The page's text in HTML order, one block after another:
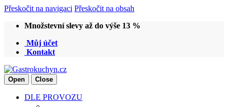
Přeskočit na navigaci Přeskočit na obsah
Množstevní slevy až do výše 13 %
Můj účet
Kontakt
Open Close
DLE PROVOZU